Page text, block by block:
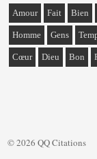
Amour Fait Bien
Homme Gens
Cœur Dieu Bon
© 2026 QQ Citations